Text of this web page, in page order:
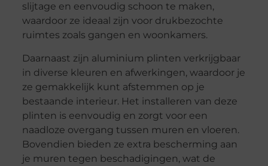
slijtage en eenvoudig schoon te maken,
waardoor ze ideaal zijn voor drukbezochte
ruimtes zoals gangen en woonkamers.
Daarnaast zijn aluminium plinten verkrijgbaar
in diverse kleuren en afwerkingen, waardoor je
ze gemakkelijk kunt afstemmen op je
bestaande interieur. Het installeren van deze
plinten is eenvoudig en zorgt voor een
naadloze overgang tussen muren en vloeren.
Bovendien bieden ze extra bescherming aan
je muren tegen beschadigingen, wat de